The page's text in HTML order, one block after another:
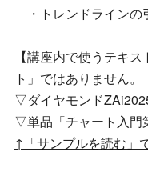
・トレンドラインの
【講座内で使うテキ
ト」ではありません。
▽ダイヤモンド
▽単品「チャート入門
↑「サンプルを読む」